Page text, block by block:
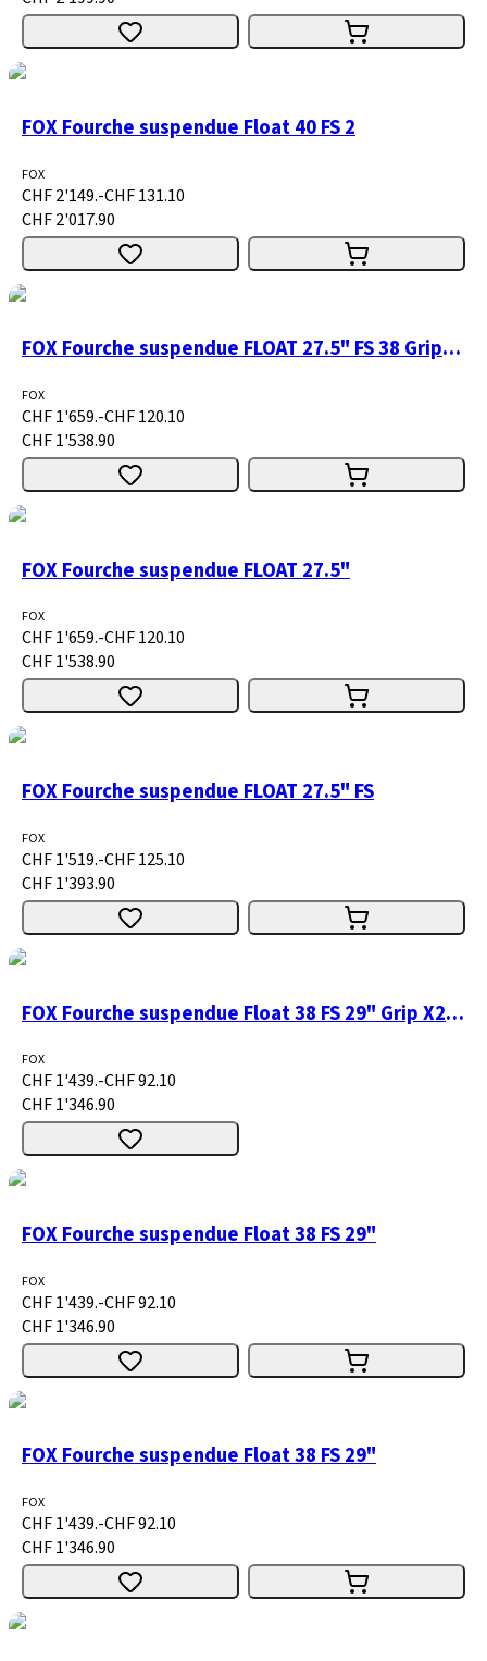
FOX Fourche suspendue Float 40 FS 2
FOX
CHF 2'149.-CHF 131.10
CHF 2'017.90
FOX Fourche suspendue FLOAT 27.5" FS 38 Grip2 H/L 1
FOX
CHF 1'659.-CHF 120.10
CHF 1'538.90
FOX Fourche suspendue FLOAT 27.5"
FOX
CHF 1'659.-CHF 120.10
CHF 1'538.90
FOX Fourche suspendue FLOAT 27.5" FS
FOX
CHF 1'519.-CHF 125.10
CHF 1'393.90
FOX Fourche suspendue Float 38 FS 29" Grip X2 H/L 170 15x110 1.5 T shiny black 44R 68HT
FOX
CHF 1'439.-CHF 92.10
CHF 1'346.90
FOX Fourche suspendue Float 38 FS 29"
FOX
CHF 1'439.-CHF 92.10
CHF 1'346.90
FOX Fourche suspendue Float 38 FS 29"
FOX
CHF 1'439.-CHF 92.10
CHF 1'346.90